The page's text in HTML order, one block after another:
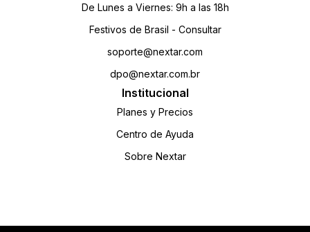
De Lunes a Viernes: 9h a las 18h
Festivos de Brasil - Consultar
soporte@nextar.com
dpo@nextar.com.br
Institucional
Planes y Precios
Centro de Ayuda
Sobre Nextar